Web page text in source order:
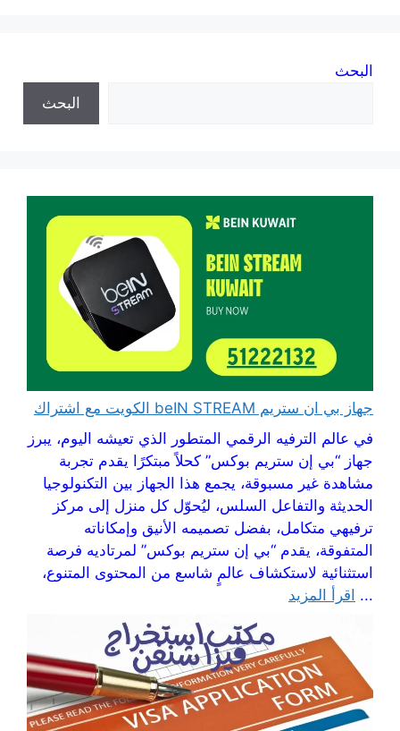
البحث
البحث
جهاز بي ان ستريم beIN STREAM الكويت مع اشتراك
في عالم الترفيه الرقمي المتطور الذي تعيشه اليوم، يبرز
جهاز “بي إن ستريم بوكس” كحلاً مبتكرًا يقدم تجربة
مشاهدة غير مسبوقة، يجمع هذا الجهاز بين التكنولوجيا
الحديثة والتفاعل السلس، ليُحوّل كل منزل إلى مركز
ترفيهي متكامل، بفضل تصميمه الأنيق وإمكاناته
المتفوقة، يقدم “بي إن ستريم بوكس” لمرتاديه فرصة
استثنائية لاستكشاف عالمٍ شاسع من المحتوى المتنوع،
... اقرأ المزيد